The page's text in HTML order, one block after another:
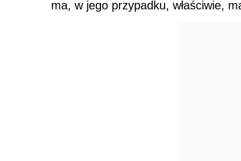
ma, w jego przypadku, właściwie,